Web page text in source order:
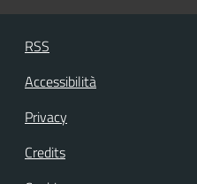
RSS
Accessibilità
Privacy
Credits